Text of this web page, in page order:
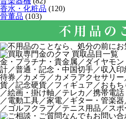
香水・化粧品 (120)
骨董品 (103)
金・プラチナ・貴金属／ダイヤモ
計／普通・記念・中国切手／収入
待券／カメラ／カメラアクセサリ
貨／記念硬貨／フィギュア／おも
／絵画・掛け軸／テレカ／携帯電
／電動工具／家電／ギター・管楽
／ゴルフクラブ／テニス用品／ス